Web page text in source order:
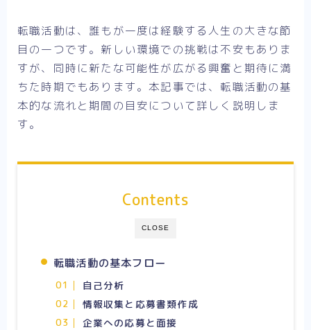
転職活動は、誰もが一度は経験する人生の大きな節
目の一つです。新しい環境での挑戦は不安もありま
すが、同時に新たな可能性が広がる興奮と期待に満
ちた時期でもあります。本記事では、転職活動の基
本的な流れと期間の目安について詳しく説明しま
す。
CLOSE
Contents
転職活動の基本フロー
自己分析
情報収集と応募書類作成
企業への応募と面接